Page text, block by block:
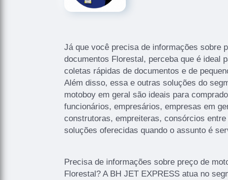
Já que você precisa de informações sobre
documentos Florestal, perceba que é ideal
coletas rápidas de documentos e de
Além disso, essa e outras soluções do
motoboy em geral são ideais para
funcionários, empresários, empresas em
construtoras, empreiteras, consórcios
soluções oferecidas quando o assunto é
Precisa de informações sobre preço de
Florestal? A BH JET EXPRESS atua no